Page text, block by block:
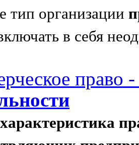
тип организации
в себя
право
характеристика